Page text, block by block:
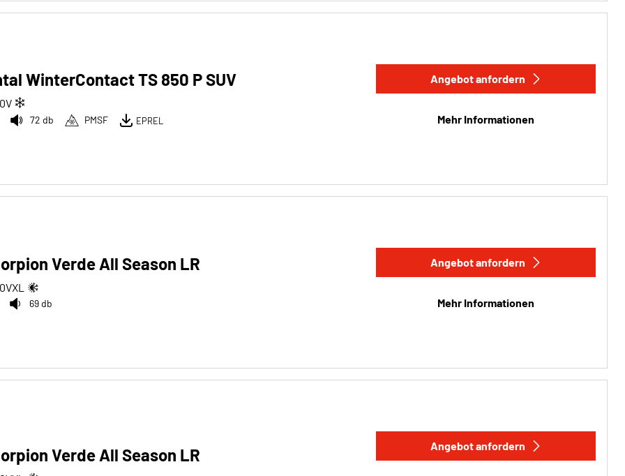
WinterContact TS 850 P SUV
V
72 db PMSF EPREL
Angebot anfordern
Mehr Informationen
Verde All Season LR
VXL
69 db
Angebot anfordern
Mehr Informationen
Verde All Season LR Angebot anfordern